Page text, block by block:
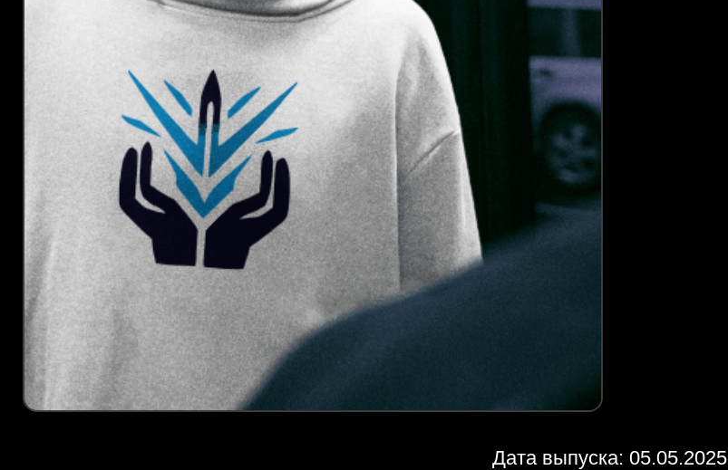
Дата выпуска: 05.05.2025